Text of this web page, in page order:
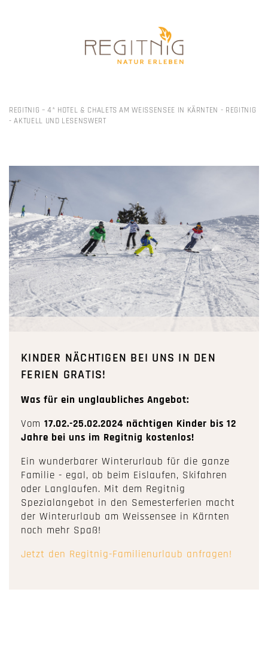
REGITNIG – 4* HOTEL & CHALETS AM WEISSENSEE IN KÄRNTEN - REGITNIG
-AKTUELL UND LESENSWERT
KINDER NÄCHTIGEN BEI UNS IN DEN
FERIEN GRATIS!
Was für ein unglaubliches Angebot:
Vom 17.02.-25.02.2024 nächtigen Kinder bis 12
Jahre bei uns im Regitnig kostenlos!
Ein wunderbarer Winterurlaub für die ganze
Familie - egal, ob beim Eislaufen, Skifahren
oder Langlaufen. Mit dem Regitnig
Spezialangebot in den Semesterferien macht
der Winterurlaub am Weissensee in Kärnten
noch mehr Spaß!
Jetzt den Regitnig-Familienurlaub anfragen!